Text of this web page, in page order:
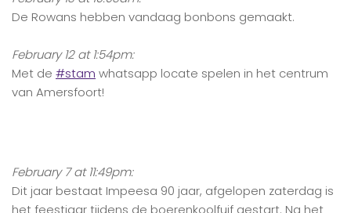
De Rowans hebben vandaag bonbons gemaakt.
February 12 at 1:54pm:
Met de ‪#‎stam‬ whatsapp locate spelen in het centrum
van Amersfoort!
February 7 at 11:49pm:
Dit jaar bestaat Impeesa 90 jaar, afgelopen zaterdag is
het feestjaar tijdens de boerenkoolfuif gestart. Na het